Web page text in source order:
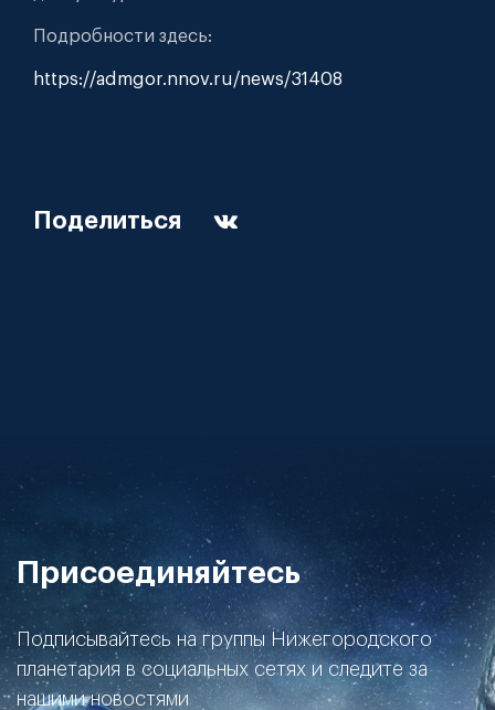
Подробности здесь:
https://admgor.nnov.ru/news/31408
Поделиться
Присоединяйтесь
Подписывайтесь на группы Нижегородского
планетария в социальных сетях и следите за
нашими новостями